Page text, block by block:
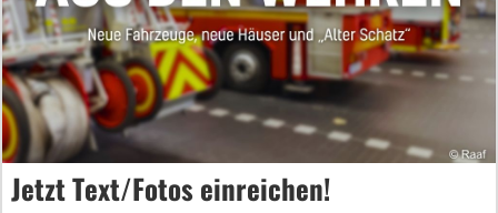
Jetzt Text/Fotos einreichen!